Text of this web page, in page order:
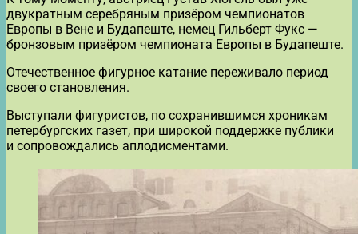
двукратным серебряным призёром чемпионатов
Европы в Вене и Будапеште, немец Гильберт Фукс —
бронзовым призёром чемпионата Европы в Будапеште.
Отечественное фигурное катание переживало период
своего становления.
Выступали фигуристов, по сохранившимся хроникам
петербургских газет, при широкой поддержке публики
и сопровождались аплодисментами.